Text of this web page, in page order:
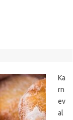
Ka
rn
ev
al